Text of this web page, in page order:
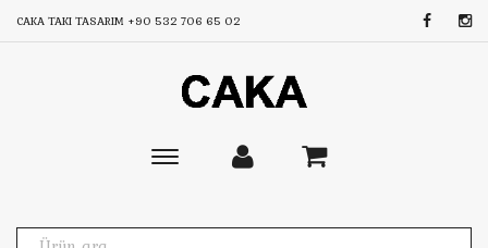
CAKA TAKI TASARIM +90 532 706 65 02
Toggle